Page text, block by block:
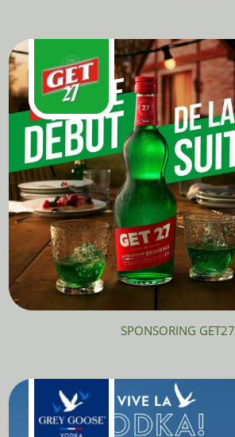
SPONSORING GET27